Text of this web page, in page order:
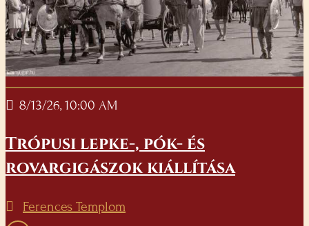
8/13/26, 10:00 AM
Trópusi lepke-, pók- és
rovargigászok kiállítása
Ferences Templom